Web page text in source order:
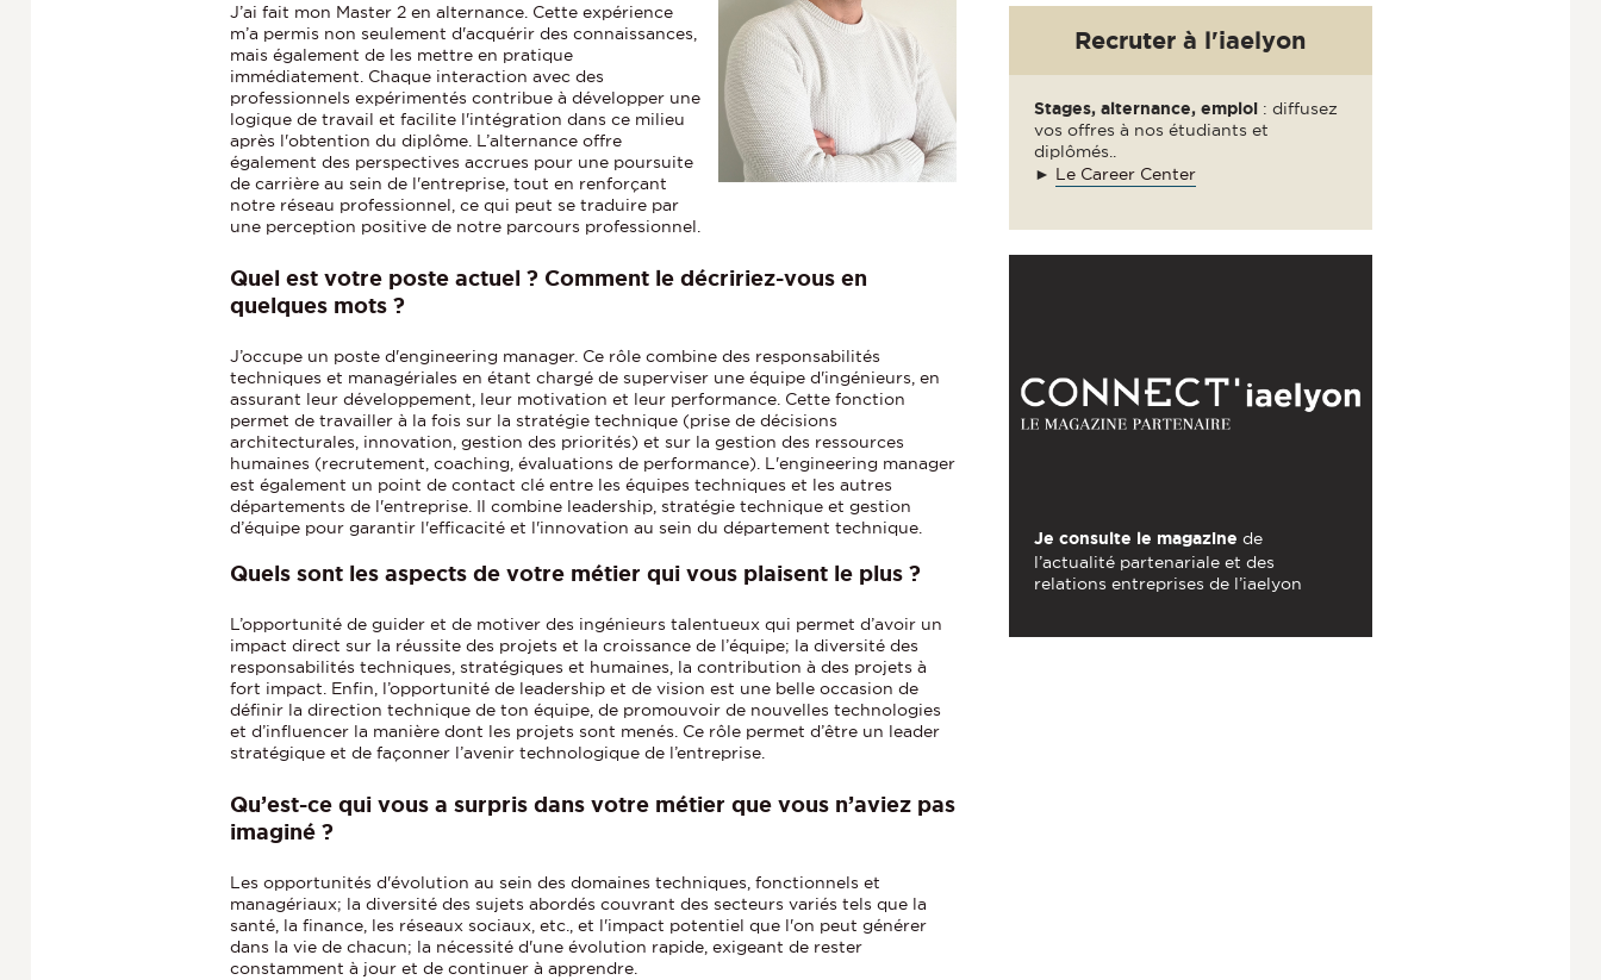
J’ai fait mon Master 2 en alternance. Cette expérience
m’a permis non seulement d'acquérir des connaissances,
mais également de les mettre en pratique
immédiatement. Chaque interaction avec des
professionnels expérimentés contribue à développer une
logique de travail et facilite l'intégration dans ce milieu
après l'obtention du diplôme. L’alternance offre
également des perspectives accrues pour une poursuite
de carrière au sein de l'entreprise, tout en renforçant
notre réseau professionnel, ce qui peut se traduire par
une perception positive de notre parcours professionnel.
Quel est votre poste actuel ? Comment le décririez-vous en
quelques mots ?
J’occupe un poste d'engineering manager. Ce rôle combine des responsabilités
techniques et managériales en étant chargé de superviser une équipe d'ingénieurs, en
assurant leur développement, leur motivation et leur performance. Cette fonction
permet de travailler à la fois sur la stratégie technique (prise de décisions
architecturales, innovation, gestion des priorités) et sur la gestion des ressources
humaines (recrutement, coaching, évaluations de performance). L'engineering manager
est également un point de contact clé entre les équipes techniques et les autres
départements de l'entreprise. Il combine leadership, stratégie technique et gestion
d’équipe pour garantir l'efficacité et l'innovation au sein du département technique.
Quels sont les aspects de votre métier qui vous plaisent le plus ?
L’opportunité de guider et de motiver des ingénieurs talentueux qui permet d’avoir un
impact direct sur la réussite des projets et la croissance de l’équipe; la diversité des
responsabilités techniques, stratégiques et humaines, la contribution à des projets à
fort impact. Enfin, l’opportunité de leadership et de vision est une belle occasion de
définir la direction technique de ton équipe, de promouvoir de nouvelles technologies
et d’influencer la manière dont les projets sont menés. Ce rôle permet d’être un leader
stratégique et de façonner l’avenir technologique de l’entreprise.
Qu’est-ce qui vous a surpris dans votre métier que vous n’aviez pas
imaginé ?
Les opportunités d'évolution au sein des domaines techniques, fonctionnels et
managériaux; la diversité des sujets abordés couvrant des secteurs variés tels que la
santé, la finance, les réseaux sociaux, etc., et l'impact potentiel que l'on peut générer
dans la vie de chacun; la nécessité d'une évolution rapide, exigeant de rester
constamment à jour et de continuer à apprendre.
Recruter à l'iaelyon
Stages, alternance, emploi: diffusez
vos offres à nos étudiants et
diplômés..
► Le Career Center
Je consulte le magazine de
l’actualité partenariale et des
relations entreprises de l’iaelyon